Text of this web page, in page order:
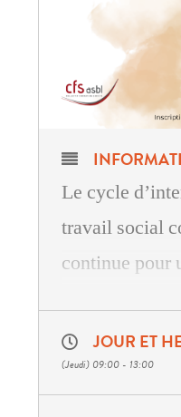
Le cycle
travail social
continue pour
Cette année,
d’écriture
JOUR ET
(Jeudi) 09:00 - 13:00